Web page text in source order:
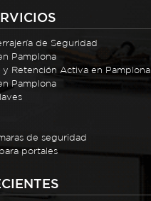
de Seguridad
Pamplona
Retención Activa en Pamplona
Pamplona
de seguridad
portales